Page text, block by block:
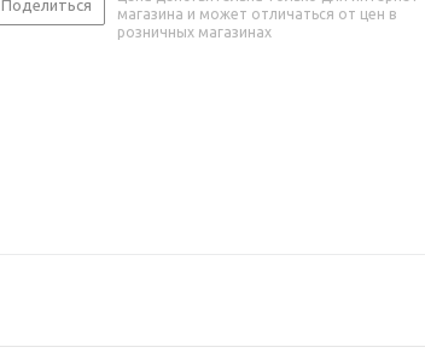
Поделиться
магазина и может отличаться от цен в
розничных магазинах